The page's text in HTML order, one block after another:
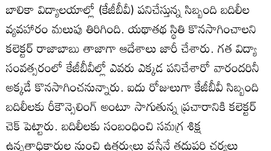
బాలికా విద్యాలయాల్లో (కేజీబీవీ) పనిచేస్తున్న సిబ్బంది బదిలీల
వ్యవహారం మలుపు తిరిగింది. యథాతథ స్థితి కొనసాగించాలని
కలెక్టర్‌ రాజాబాబు తాజాగా ఆదేశాలు జారీ చేశారు. గత విద్యా
సంవత్సరంలో కేజీబీవీల్లో ఎవరు ఎక్కడ పనిచేశారో వారందరినీ
అక్కడే కొనసాగించనున్నారు. ఐదు రోజులుగా కేజీబీవీ సిబ్బంది
బదిలీలకు రీకౌన్సెలింగ్‌ అంటూ సాగుతున్న ప్రచారానికి కలెక్టర్‌
చెక్‌ పెట్టారు. బదిలీలకు సంబంధించి సమగ్ర శిక్ష
ఉన్నతాధికారుల నుంచి ఉత్తర్వులు వస్తేనే తదుపరి చర్యలు